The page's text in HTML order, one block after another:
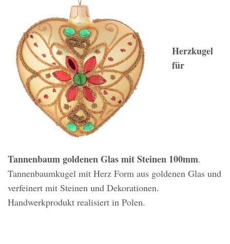
Herzkugel
für
Tannenbaum goldenen Glas mit Steinen 100mm.
Tannenbaumkugel mit Herz Form aus goldenen Glas und
verfeinert mit Steinen und Dekorationen.
Handwerkprodukt realisiert in Polen.